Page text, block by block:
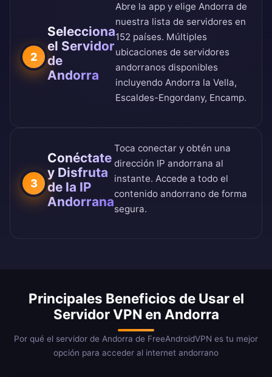
2
Selecciona
el Servidor
de
Andorra
Abre la app y elige Andorra de
nuestra lista de servidores en
152 países. Múltiples
ubicaciones de servidores
andorranos disponibles
incluyendo Andorra la Vella,
Escaldes-Engordany, Encamp.
3
Conéctate
y Disfruta
de la IP
Andorrana
Toca conectar y obtén una
dirección IP andorrana al
instante. Accede a todo el
contenido andorrano de forma
segura.
Principales Beneficios de Usar el
Servidor VPN en Andorra
Por qué el servidor de Andorra de FreeAndroidVPN es tu mejor
opción para acceder al internet andorrano